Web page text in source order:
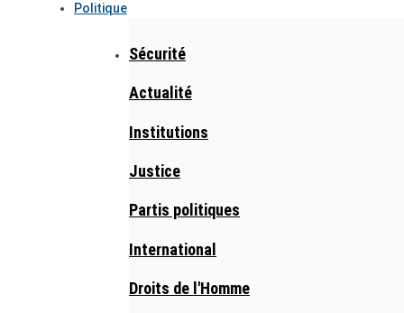
Politique
Sécurité
Actualité
Institutions
Justice
Partis politiques
International
Droits de l'Homme